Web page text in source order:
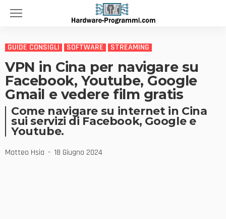
GUIDE CONSIGLI SOFTWARE STREAMING
VPN in Cina per navigare su
Facebook, Youtube, Google
Gmail e vedere film gratis
Come navigare su internet in Cina
sui servizi di Facebook, Google e
Youtube.
Matteo Hsia 18 Giugno 2024